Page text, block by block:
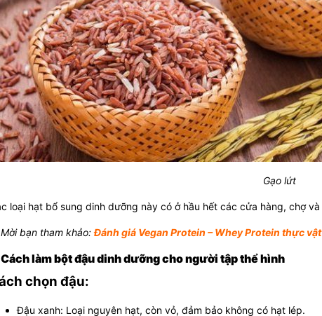
Gạo lứt
loại hạt bổ sung dinh dưỡng này có ở hầu hết các cửa hàng, chợ
bạn tham khảo:Đánh giá Vegan Protein – Whey Protein thực
làm bột đậu dinh dưỡng cho người tập thể hình
chọn đậu:
Đậu xanh: Loại nguyên hạt, còn vỏ, đảm bảo không có hạt lép.